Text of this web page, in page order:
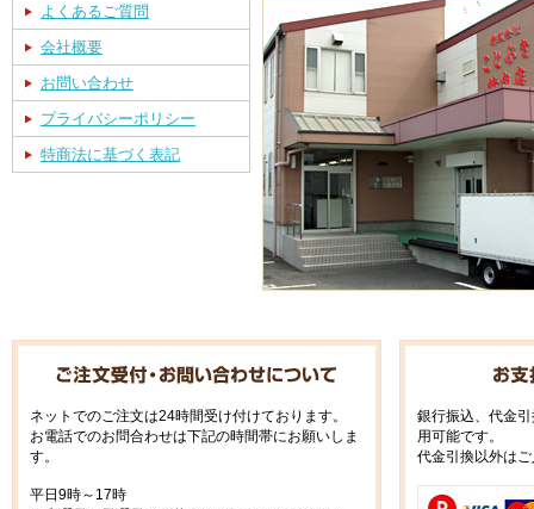
よくあるご質問
会社概要
お問い合わせ
プライバシーポリシー
特商法に基づく表記
ネットでのご注文は24時間受け付けております。
お電話でのお問合わせは下記の時間帯にお願いしま
す。
平日9時～17時
銀行振込、代金
用可能です。
代金引換以外は